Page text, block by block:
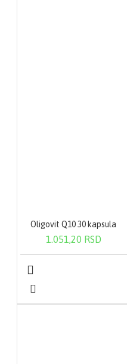
Oligovit Q10 30 kapsula
1.051,20 RSD